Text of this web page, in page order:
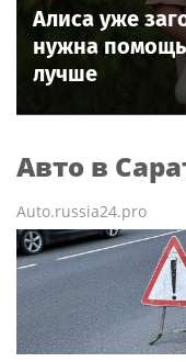
Алиса уже
нужна
лучше
Авто в
Auto.russia24.pro